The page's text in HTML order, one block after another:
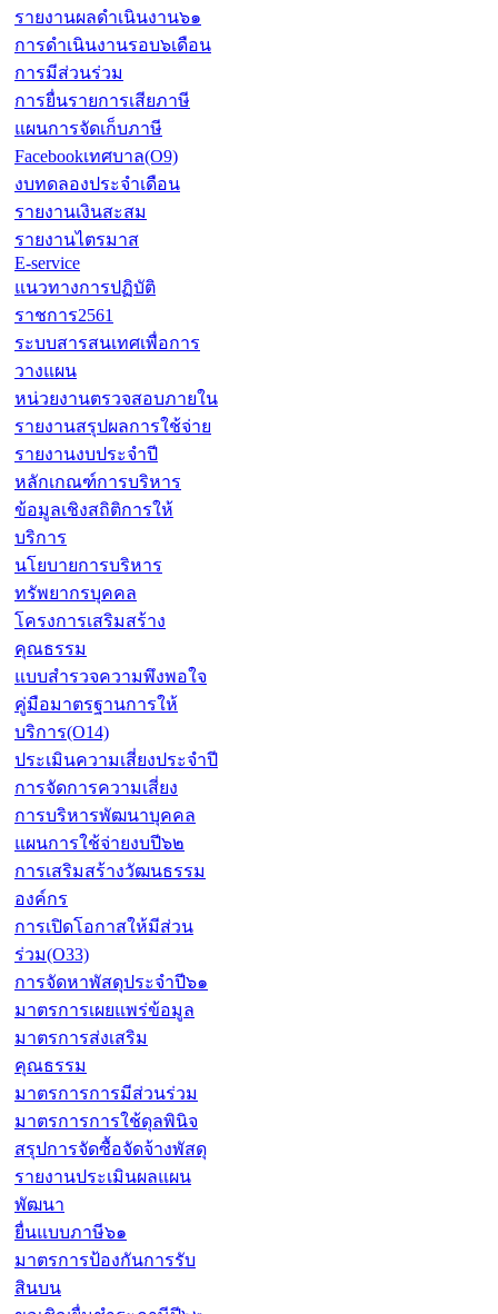
รายงานผลดำเนินงาน๖๑
การดำเนินงานรอบ๖เดือน
การมีส่วนร่วม
การยื่นรายการเสียภาษี
แผนการจัดเก็บภาษี
Facebookเทศบาล(O9)
งบทดลองประจำเดือน
รายงานเงินสะสม
รายงานไตรมาส
E-service
แนวทางการปฏิบัติ
ราชการ2561
ระบบสารสนเทศเพื่อการ
วางแผน
หน่วยงานตรวจสอบภายใน
รายงานสรุปผลการใช้จ่าย
รายงานงบประจำปี
หลักเกณฑ์การบริหาร
ข้อมูลเชิงสถิติการให้
บริการ
นโยบายการบริหาร
ทรัพยากรบุคคล
โครงการเสริมสร้าง
คุณธรรม
แบบสำรวจความพึงพอใจ
คู่มือมาตรฐานการให้
บริการ(O14)
ประเมินความเสี่ยงประจำปี
การจัดการความเสี่ยง
การบริหารพัฒนาบุคคล
แผนการใช้จ่ายงบปี๖๒
การเสริมสร้างวัฒนธรรม
องค์กร
การเปิดโอกาสให้มีส่วน
ร่วม(O33)
การจัดหาพัสดุประจำปี๖๑
มาตรการเผยแพร่ข้อมูล
มาตรการส่งเสริม
คุณธรรม
มาตรการการมีส่วนร่วม
มาตรการการใช้ดุลพินิจ
สรุปการจัดซื้อจัดจ้างพัสดุ
รายงานประเมินผลแผน
พัฒนา
ยื่นแบบภาษี๖๑
มาตรการป้องกันการรับ
สินบน